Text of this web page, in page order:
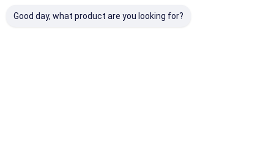
Good day, what product are you looking for?